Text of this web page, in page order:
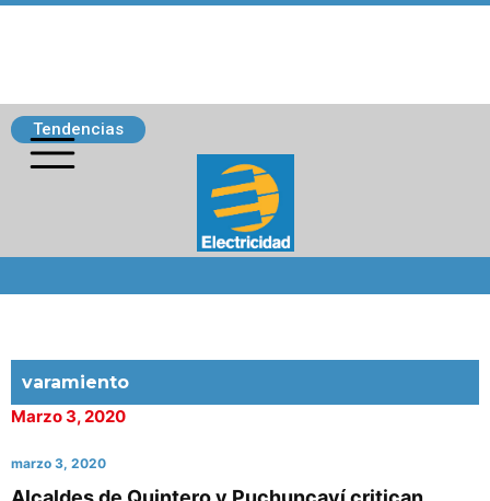
Tendencias
varamiento
Marzo 3, 2020
marzo 3, 2020